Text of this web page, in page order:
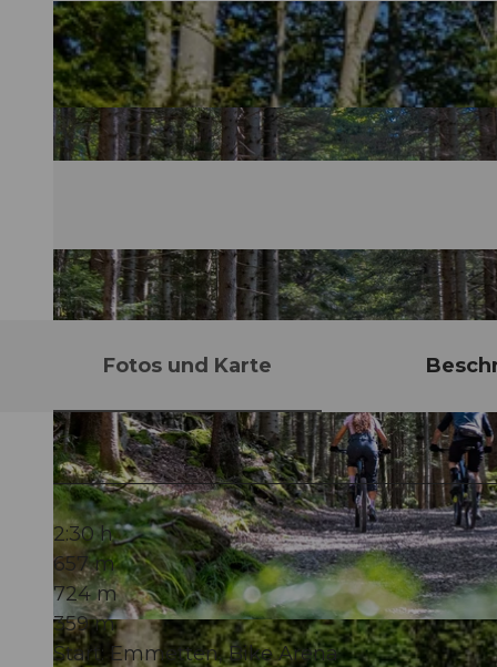
© Bikegenoss Zentralschweiz | CC-BY
Fotos und Karte
2:30 h
657 m
724 m
359 m
Start: Emmetten, Bike Arena